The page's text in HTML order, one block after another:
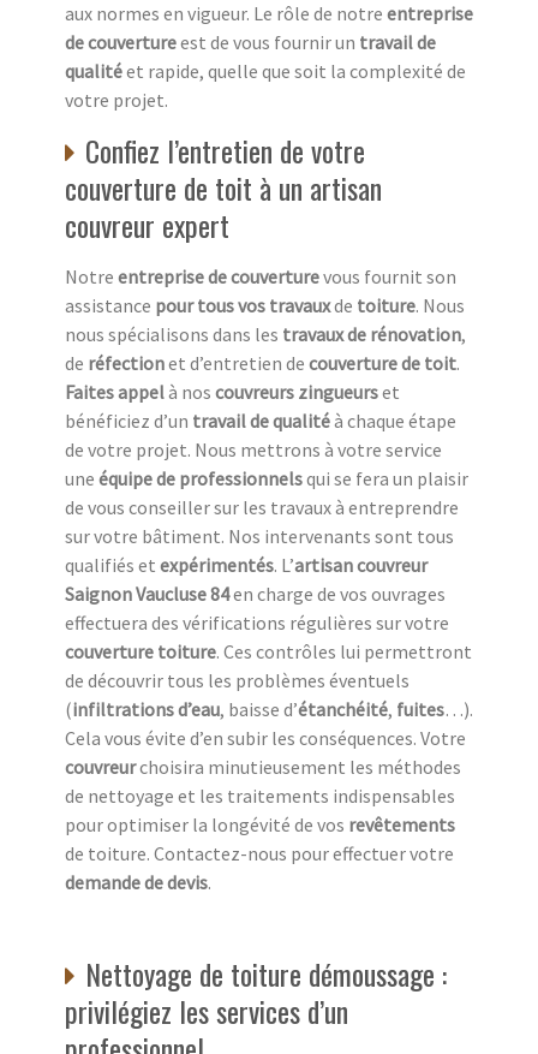
aux normes en vigueur. Le rôle de notre entreprise
de couvertureest de vous fournir un travail de
qualitéet rapide, quelle que soit la complexité de
votre projet.
Confiez l’entretien de votre
couverture de toit à un artisan
couvreur expert
Notre entreprise de couverturevous fournit son
assistance pour tous vos travauxde toiture. Nous
nous spécialisons dans les travaux de rénovation,
de réfectionet d’entretien de couverture de toit.
Faites appelà nos couvreurs zingueurset
bénéficiez d’un travail de qualitéà chaque étape
de votre projet. Nous mettrons à votre service
une équipe de professionnelsqui se fera un plaisir
de vous conseiller sur les travaux à entreprendre
sur votre bâtiment. Nos intervenants sont tous
qualifiés et expérimentés. L’artisan couvreur
Saignon Vaucluse 84en charge de vos ouvrages
effectuera des vérifications régulières sur votre
couverture toiture. Ces contrôles lui permettront
de découvrir tous les problèmes éventuels
(infiltrations d’eau, baisse d’étanchéité, fuites…).
Cela vous évite d’en subir les conséquences. Votre
couvreurchoisira minutieusement les méthodes
de nettoyage et les traitements indispensables
pour optimiser la longévité de vos revêtements
de toiture. Contactez-nous pour effectuer votre
demande de devis.
Nettoyage de toiture démoussage :
privilégiez les services d’un